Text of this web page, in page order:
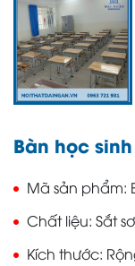
Bàn học
Mã sản phẩm
Chất liệu Sắt
Kích thước